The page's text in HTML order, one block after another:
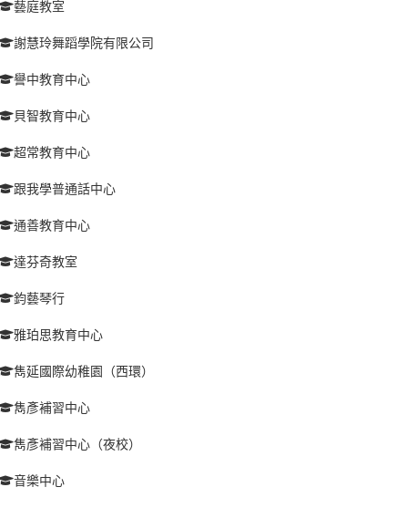
藝庭教室
謝慧玲舞蹈學院有限公司
譽中教育中心
貝智教育中心
超常教育中心
跟我學普通話中心
通善教育中心
達芬奇教室
鈞藝琴行
雅珀思教育中心
雋延國際幼稚園（西環）
雋彥補習中心
雋彥補習中心（夜校）
音樂中心